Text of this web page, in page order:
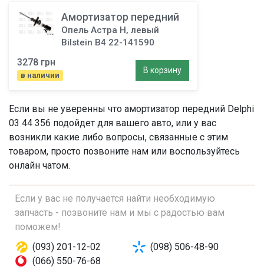
Амортизатор передний
Опель Астра H, левый
Bilstein B4 22-141590
3278 грн
в наличии
В корзину
Если вы не уверенны что амортизатор передний Delphi
03 44 356 подойдет для вашего авто, или у вас
возникли какие либо вопросы, связанные с этим
товаром, просто позвоните нам или воспользуйтесь
онлайн чатом.
Если у вас не получается найти необходимую
запчасть - позвоните нам и мы с радостью вам
поможем!
(093) 201-12-02
(098) 506-48-90
(066) 550-76-68